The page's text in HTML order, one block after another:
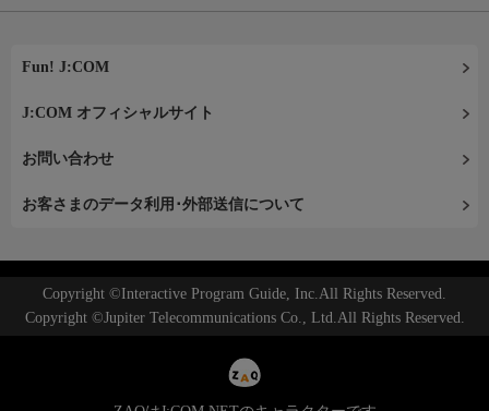
Fun! J:COM
J:COM オフィシャルサイト
お問い合わせ
お客さまのデータ利用･外部送信について
Copyright ©Interactive Program Guide, Inc.All Rights Reserved.
Copyright ©Jupiter Telecommunications Co., Ltd.All Rights Reserved.